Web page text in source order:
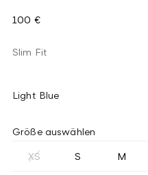
100 €
Slim Fit
Light Blue
Größe auswählen
XS S M